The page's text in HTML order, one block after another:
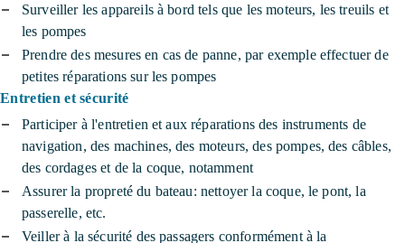
Surveiller les appareils à bord tels que les moteurs, les treuils et
les pompes
Prendre des mesures en cas de panne, par exemple effectuer de
petites réparations sur les pompes
Entretien et sécurité
Participer à l'entretien et aux réparations des instruments de
navigation, des machines, des moteurs, des pompes, des câbles,
des cordages et de la coque, notamment
Assurer la propreté du bateau: nettoyer la coque, le pont, la
passerelle, etc.
Veiller à la sécurité des passagers conformément à la